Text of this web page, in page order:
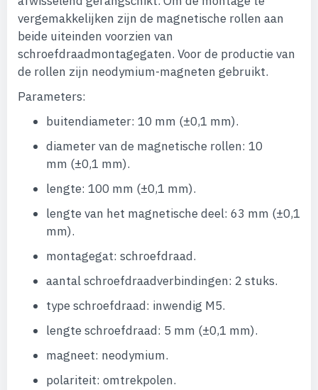
vergemakkelijken zijn de magnetische rollen aan
beide uiteinden voorzien van
schroefdraadmontagegaten. Voor de productie van
de rollen zijn neodymium-magneten gebruikt.
Parameters:
buitendiameter: 10 mm (±0,1 mm).
diameter van de magnetische rollen: 10
mm (±0,1 mm).
lengte: 100 mm (±0,1 mm).
lengte van het magnetische deel: 63 mm (±0,1
mm).
montagegat: schroefdraad.
aantal schroefdraadverbindingen: 2 stuks.
type schroefdraad: inwendig M5.
lengte schroefdraad: 5 mm (±0,1 mm).
magneet: neodymium.
polariteit: omtrekpolen.